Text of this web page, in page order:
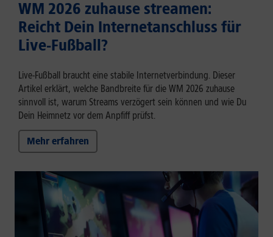
WM 2026 zuhause streamen:
Reicht Dein Internetanschluss für
Live-Fußball?
Live-Fußball braucht eine stabile Internetverbindung. Dieser
Artikel erklärt, welche Bandbreite für die WM 2026 zuhause
sinnvoll ist, warum Streams verzögert sein können und wie Du
Dein Heimnetz vor dem Anpfiff prüfst.
Mehr erfahren